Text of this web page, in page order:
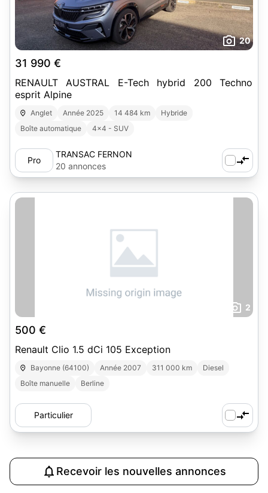
20
31 990 €
RENAULT AUSTRAL E-Tech hybrid 200 Techno
esprit Alpine
Anglet Année 2025 14 484 km
Hybride
Boîte automatique
4x4 - SUV
Pro
TRANSAC FERNON
20 annonces
2
500 €
Renault Clio 1.5 dCi 105 Exception
Bayonne (64100) Année 2007 311 000 km
Diesel
Boîte manuelle
Berline
Particulier
Recevoir les nouvelles annonces